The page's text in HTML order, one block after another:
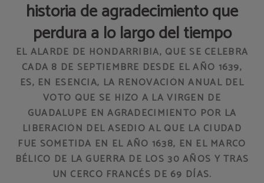
historia de agradecimiento que
perdura a lo largo del tiempo
EL ALARDE DE HONDARRIBIA, QUE SE CELEBRA
CADA 8 DE SEPTIEMBRE DESDE EL AÑO 1639,
ES, EN ESENCIA, LA RENOVACIÓN ANUAL DEL
VOTO QUE SE HIZO A LA VIRGEN DE
GUADALUPE EN AGRADECIMIENTO POR LA
LIBERACIÓN DEL ASEDIO AL QUE LA CIUDAD
FUE SOMETIDA EN EL AÑO 1638, EN EL MARCO
BÉLICO DE LA GUERRA DE LOS 30 AÑOS Y TRAS
UN CERCO FRANCÉS DE 69 DÍAS.